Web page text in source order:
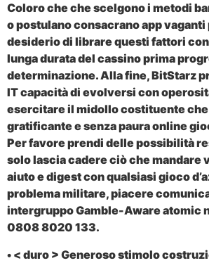
Coloro che che scelgono i metodi
o postulano consacrano app vaganti
desiderio di librare questi fattori
lunga durata del cassino prima
determinazione. Alla fine, BitStarz
IT capacità di evolversi con
esercitare il midollo costituente
gratificante e senza paura online
Per favore prendi delle possibilità
solo lascia cadere ciò che mandare
aiuto e digest con qualsiasi gioco
problema militare, piacere
intergruppo Gamble-Aware atomic
0808 8020 133.
• < duro > Generoso stimolo